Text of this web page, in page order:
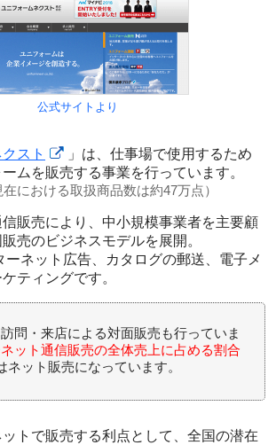
公式サイトより
スト
」は、仕事場で使用するため
ムを販売する事業を行っています。
在における取扱商品数は約47万点）
販売により、中小規模事業者を主要顧
売のビジネスモデルを展開。
ーネット広告、カタログの郵送、電子メ
ティングです。
問・来店による対面販売も行っていま
ット通信販売の全体売上に占める割合
ネット販売になっています。
トで販売する利点として、全国の潜在